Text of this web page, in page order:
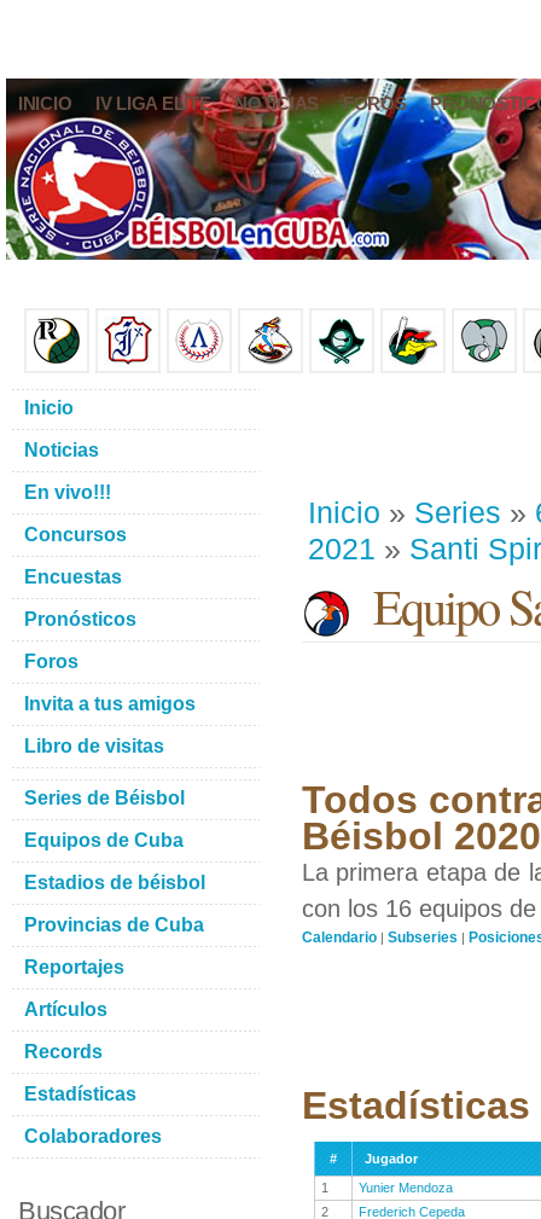
INICIO IV LIGA ELITE NOTICIAS FOROS
Inicio » Series »
2021 » Santi
Equipo
Todos
Béisbol
La primera etapa de
con los 16 equipos
Calendario | Subseries |
Estadísticas
#
Jugador
1
Yunier Mendoza
2
Frederich Cepeda
Inicio
Noticias
En vivo!!!
Concursos
Encuestas
Pronósticos
Foros
Invita a tus amigos
Libro de visitas
Series de Béisbol
Equipos de Cuba
Estadios de béisbol
Provincias de Cuba
Reportajes
Artículos
Records
Estadísticas
Colaboradores
Buscador